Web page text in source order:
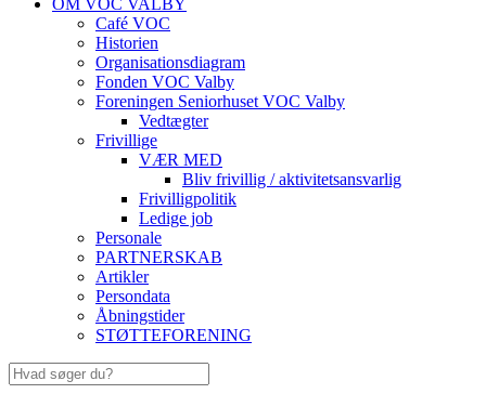
OM VOC VALBY
Café VOC
Historien
Organisationsdiagram
Fonden VOC Valby
Foreningen Seniorhuset VOC Valby
Vedtægter
Frivillige
VÆR MED
Bliv frivillig / aktivitetsansvarlig
Frivilligpolitik
Ledige job
Personale
PARTNERSKAB
Artikler
Persondata
Åbningstider
STØTTEFORENING